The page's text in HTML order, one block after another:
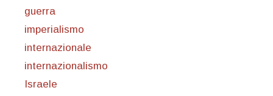
guerra
imperialismo
internazionale
internazionalismo
Israele